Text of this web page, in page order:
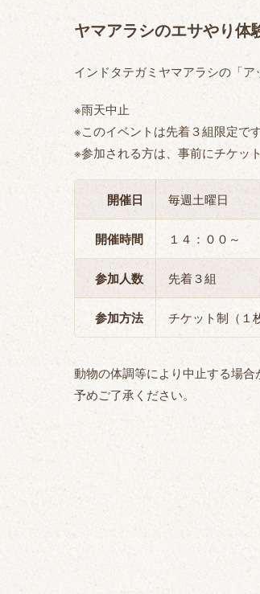
ヤマアラシのエサやり体
インドタテガミヤマアラシの「ア
※雨天中止
※このイベントは先着３組限定です
※参加される方は、事前にチケッ
開催日 毎週土曜日
開催時間 １４：００～
参加人数 先着３組
参加方法 チケット制（１
動物の体調等により中止する場合
予めご了承ください。